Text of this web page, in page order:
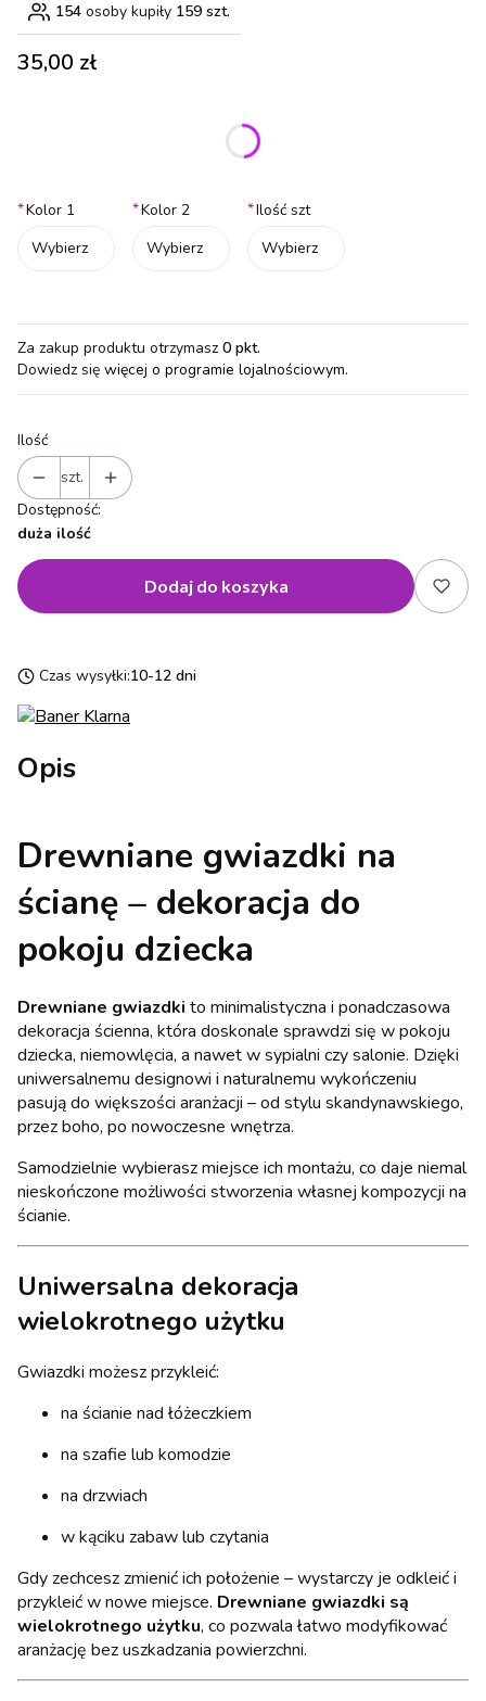
154 osoby kupiły 159 szt.
Cena
35,00 zł
Poszczególne warianty mogą różnić się ceną
*Kolor 1
Wybierz
*Kolor 2
Wybierz
*Ilość szt
Wybierz
Za zakup produktu otrzymasz 0 pkt.
Dowiedz się więcej o programie lojalnościowym.
Ilość
szt.
Dostępność:
duża ilość
Dodaj do koszyka
Czas wysyłki:10-12 dni
Opis
Drewniane gwiazdki na
ścianę – dekoracja do
pokoju dziecka
Drewniane gwiazdki to minimalistyczna i ponadczasowa
dekoracja ścienna, która doskonale sprawdzi się w pokoju
dziecka, niemowlęcia, a nawet w sypialni czy salonie. Dzięki
uniwersalnemu designowi i naturalnemu wykończeniu
pasują do większości aranżacji – od stylu skandynawskiego,
przez boho, po nowoczesne wnętrza.
Samodzielnie wybierasz miejsce ich montażu, co daje niemal
nieskończone możliwości stworzenia własnej kompozycji na
ścianie.
Uniwersalna dekoracja
wielokrotnego użytku
Gwiazdki możesz przykleić:
na ścianie nad łóżeczkiem
na szafie lub komodzie
na drzwiach
w kąciku zabaw lub czytania
Gdy zechcesz zmienić ich położenie – wystarczy je odkleić i
przykleić w nowe miejsce. Drewniane gwiazdki są
wielokrotnego użytku, co pozwala łatwo modyfikować
aranżację bez uszkadzania powierzchni.